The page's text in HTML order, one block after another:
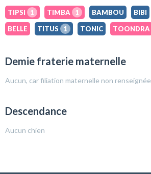
TIPSI 1 TIMBA 1 BAMBOU BIBI
BELLE
TITUS 1 TONIC TOONDRA
Demie fraterie maternelle
Aucun, car filiation maternelle non renseignée
Descendance
Aucun chien